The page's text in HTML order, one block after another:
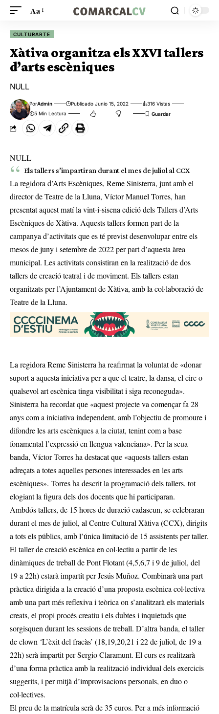
Aa
CULTURARTE
Xàtiva organitza els XXVI tallers
d’arts escèniques
NULL
PorAdmin Publicado Junio 15, 2022
316 Vistas
5 Min Lectura
NULL
Els tallers s’impartiran durant el mes de juliol al CCX
La regidora d’Arts Escèniques, Reme Sinisterra, junt amb el
director de Teatre de la Lluna, Víctor Manuel Torres, han
presentat aquest matí la vint-i-sisena edició dels Tallers d’Arts
Escèniques de Xàtiva. Aquests tallers formen part de la
campanya d’activitats que es té previst desenvolupar entre els
mesos de juny i setembre de 2022 per part d’aquesta àrea
municipal. Les activitats consistiran en la realització de dos
tallers de creació teatral i de moviment. Els tallers estan
organitzats per l’Ajuntament de Xàtiva, amb la col·laboració de
Teatre de la Lluna.
La regidora Reme Sinisterra ha reafirmat la voluntat de «donar
suport a aquesta iniciativa per a que el teatre, la dansa, el circ o
qualsevol art escènica tinga visibilitat i siga reconeguda».
Sinisterra ha recordat que «aquest projecte va començar fa 28
anys com a iniciativa independent, amb l’objectiu de promoure i
difondre les arts escèniques a la ciutat, tenint com a base
fonamental l’expressió en llengua valenciana». Per la seua
banda, Víctor Torres ha destacat que «aquests tallers estan
adreçats a totes aquelles persones interessades en les arts
escèniques». Torres ha descrit la programació dels tallers, tot
elogiant la figura dels dos docents que hi participaran.
Ambdós tallers, de 15 hores de duració cadascun, se celebraran
durant el mes de juliol, al Centre Cultural Xàtiva (CCX), dirigits
a tots els públics, amb l’única limitació de 15 assistents per taller.
El taller de creació escènica en col·lectiu a partir de les
dinàmiques de treball de Pont Flotant (4,5,6,7 i 9 de juliol, del
19 a 22h) estarà impartit per Jesús Muñoz. Combinarà una part
pràctica dirigida a la creació d’una proposta escènica col·lectiva
amb una part més reflexiva i teòrica on s’analitzarà els materials
creats, el propi procés creatiu i els dubtes i inquietuds que
sorgisquen durant les sessions de treball. D’altra banda, el taller
de clown ‘L’èxit del fracàs’ (18,19,20,21 i 22 de juliol, de 19 a
22h) serà impartit per Sergio Claramunt. El curs es realitzarà
d’una forma pràctica amb la realització individual dels exercicis
suggerits, i per mitjà d’improvisacions personals, en duo o
col·lectives.
El preu de la matrícula serà de 35 euros. Per a més informació